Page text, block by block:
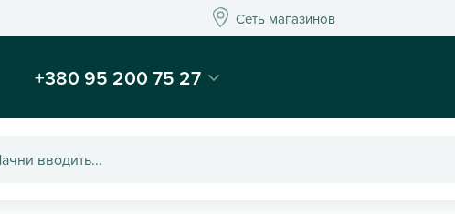
Сеть магазиновСеть магазинов
магазин подарков и декора - Kaktus
+380 95 200 75 27